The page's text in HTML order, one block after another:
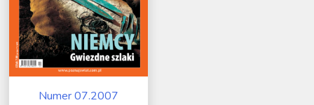
Numer 07.2007